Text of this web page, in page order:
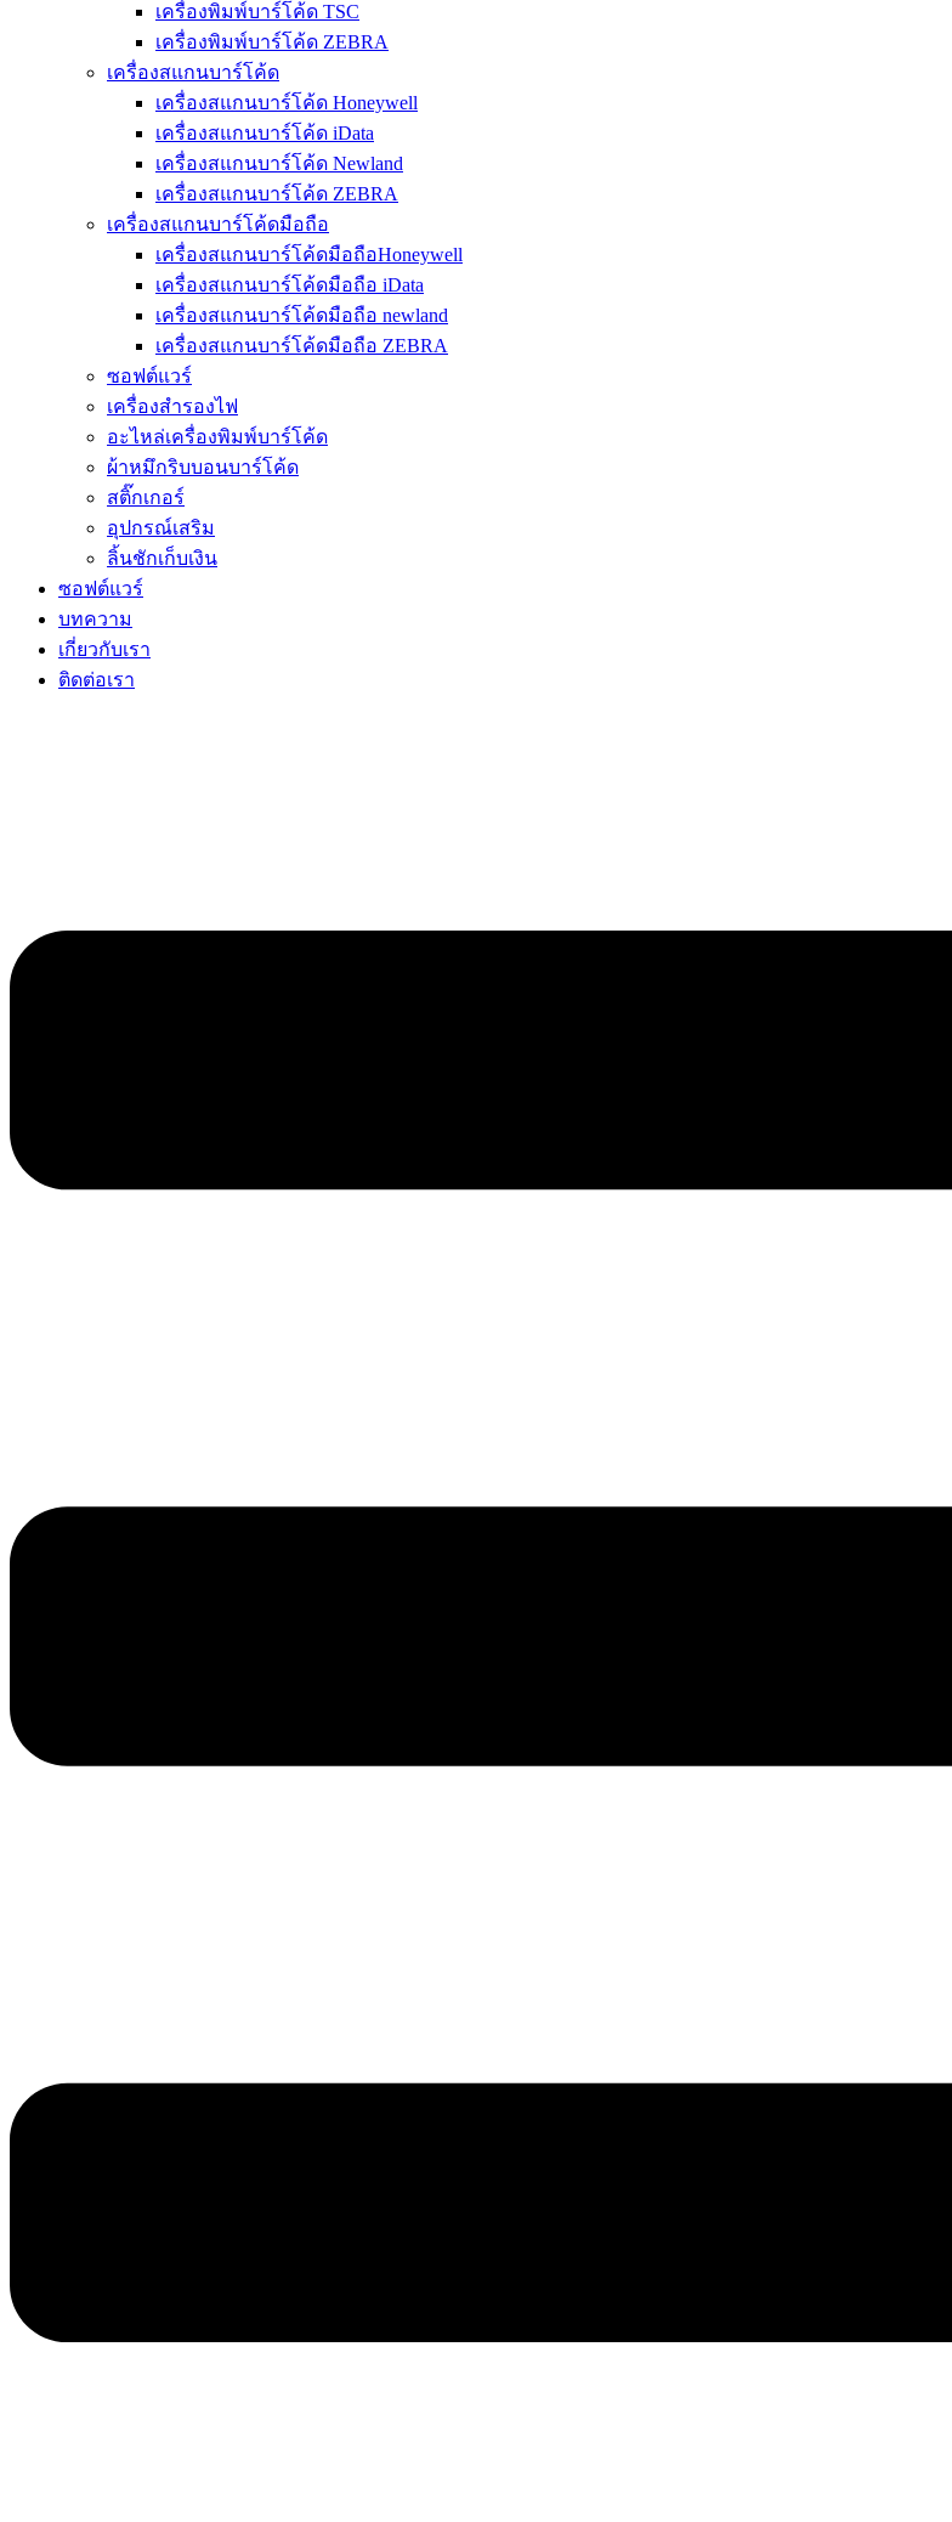
เครื่องพิมพ์บาร์โค้ด TSC
เครื่องพิมพ์บาร์โค้ด ZEBRA
เครื่องสแกนบาร์โค้ด
เครื่องสแกนบาร์โค้ด Honeywell
เครื่องสแกนบาร์โค้ด iData
เครื่องสแกนบาร์โค้ด Newland
เครื่องสแกนบาร์โค้ด ZEBRA
เครื่องสแกนบาร์โค้ดมือถือ
เครื่องสแกนบาร์โค้ดมือถือHoneywell
เครื่องสแกนบาร์โค้ดมือถือ iData
เครื่องสแกนบาร์โค้ดมือถือ newland
เครื่องสแกนบาร์โค้ดมือถือ ZEBRA
ซอฟต์แวร์
เครื่องสำรองไฟ
อะไหล่เครื่องพิมพ์บาร์โค้ด
ผ้าหมึกริบบอนบาร์โค้ด
สติ๊กเกอร์
อุปกรณ์เสริม
ลิ้นชักเก็บเงิน
ซอฟต์แวร์
บทความ
เกี่ยวกับเรา
ติดต่อเรา